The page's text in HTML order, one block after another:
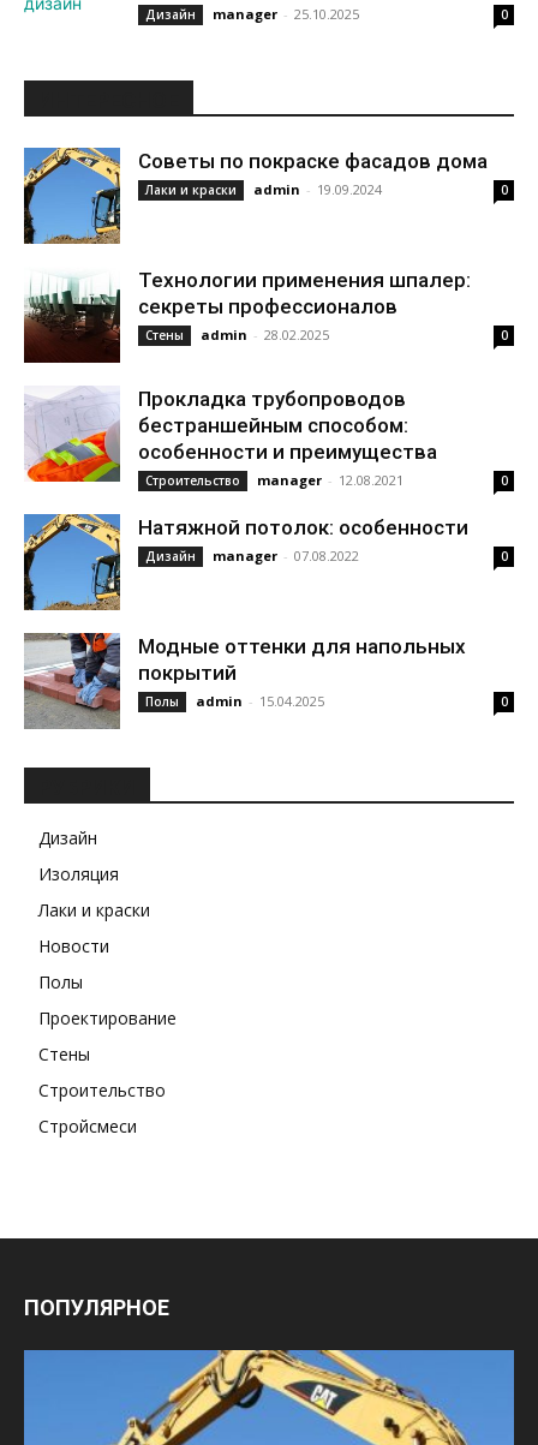
Дизайн manager - 25.10.2025 0
Советы по покраске фасадов дома
Лаки и краски admin - 19.09.2024 0
Технологии применения шпалер:
секреты профессионалов
Стены admin - 28.02.2025 0
Прокладка трубопроводов
бестраншейным способом:
особенности и преимущества
Строительство manager - 12.08.2021 0
Натяжной потолок: особенности
Дизайн manager - 07.08.2022 0
Модные оттенки для напольных
покрытий
Полы admin - 15.04.2025 0
Дизайн
Изоляция
Лаки и краски
Новости
Полы
Проектирование
Стены
Строительство
Стройсмеси
ПОПУЛЯРНОЕ